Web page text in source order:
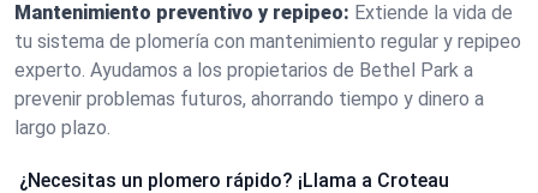
Mantenimiento preventivo y repipeo: Extiende la vida de
tu sistema de plomería con mantenimiento regular y repipeo
experto. Ayudamos a los propietarios de Bethel Park a
prevenir problemas futuros, ahorrando tiempo y dinero a
largo plazo.
¿Necesitas un plomero rápido? ¡Llama a Croteau